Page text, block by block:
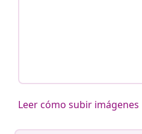
Leer cómo subir imágenes